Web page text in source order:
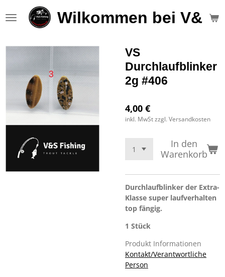
Hauptinhalt
Wilkommen bei V&S
VS
Durchlaufblinker
2g #406
4,00 €
inkl. MwSt zzgl. Versandkosten
In den
Warenkorb
Durchlaufblinker der Extra-
Klasse super laufverhalten
top fängig.
1 Stück
Produkt Informationen
Kontakt/Verantwortliche
Person